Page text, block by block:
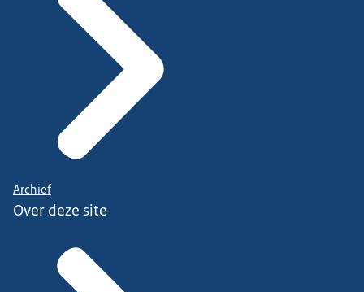
Archief
Over deze site